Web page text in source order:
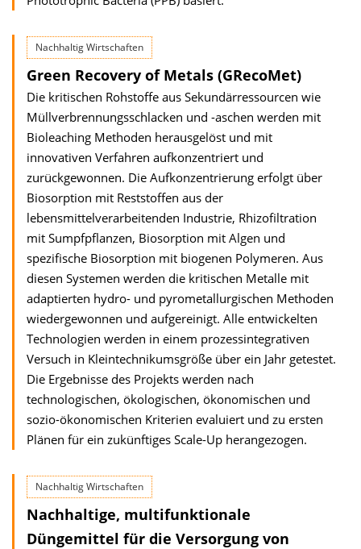
Nachhaltig Wirtschaften
Green Recovery of Metals (GRecoMet)
Die kritischen Rohstoffe aus Sekundärressourcen wie
Müllverbrennungsschlacken und -aschen werden mit
Bioleaching Methoden herausgelöst und mit
innovativen Verfahren aufkonzentriert und
zurückgewonnen. Die Aufkonzentrierung erfolgt über
Biosorption mit Reststoffen aus der
lebensmittelverarbeitenden Industrie, Rhizofiltration
mit Sumpfpflanzen, Biosorption mit Algen und
spezifische Biosorption mit biogenen Polymeren. Aus
diesen Systemen werden die kritischen Metalle mit
adaptierten hydro- und pyrometallurgischen Methoden
wiedergewonnen und aufgereinigt. Alle entwickelten
Technologien werden in einem prozessintegrativen
Versuch in Kleintechnikumsgröße über ein Jahr getestet.
Die Ergebnisse des Projekts werden nach
technologischen, ökologischen, ökonomischen und
sozio-ökonomischen Kriterien evaluiert und zu ersten
Plänen für ein zukünftiges Scale-Up herangezogen.
Nachhaltig Wirtschaften
Nachhaltige, multifunktionale
Düngemittel für die Versorgung von